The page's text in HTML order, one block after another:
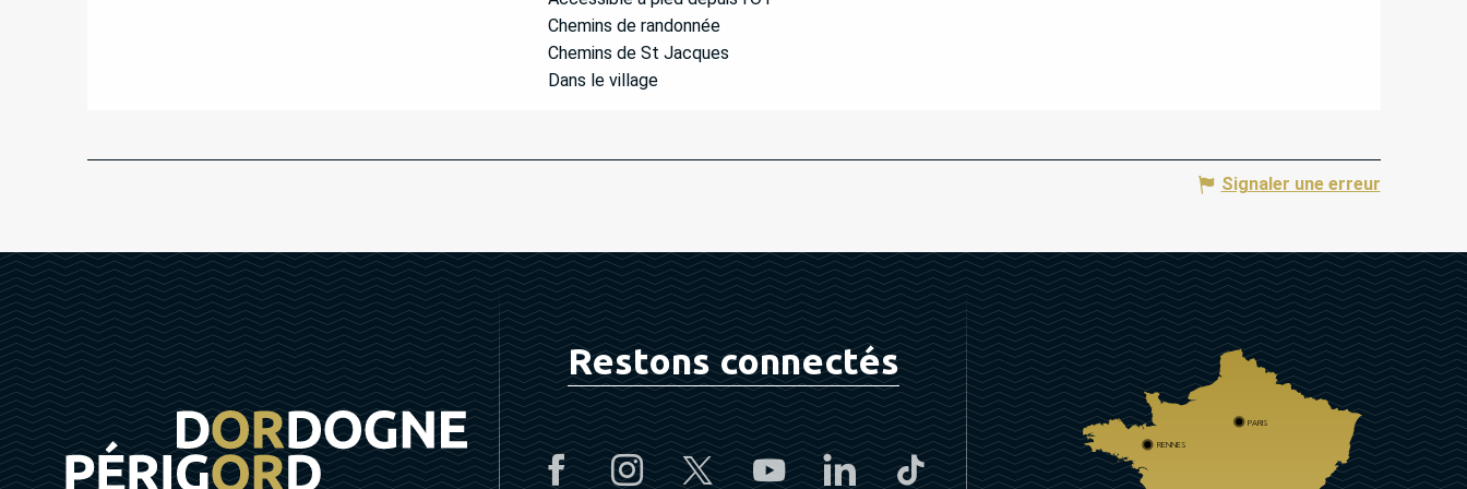
Chemins de randonnée
Chemins de St Jacques
Dans le village
Signaler une erreur
Restons connectés
PARIS
RENNES